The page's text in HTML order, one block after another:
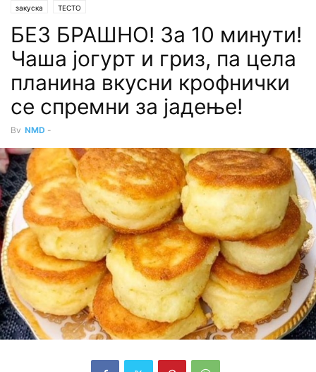
закуска ТЕСТО
БЕЗ БРАШНО! За 10 минути!
Чаша јогурт и гриз, па цела
планина вкусни крофнички
се спремни за јадење!
By NMD -